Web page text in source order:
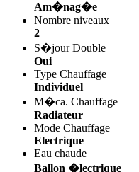
Am�nag�e
Nombre niveaux
2
S�jour Double
Oui
Type Chauffage
Individuel
M�ca. Chauffage
Radiateur
Mode Chauffage
Electrique
Eau chaude
Ballon �lectrique